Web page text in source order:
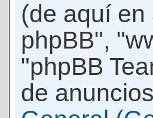
(de aquí
phpBB",
"phpBB
de